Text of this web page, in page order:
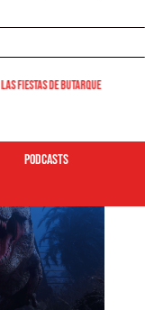
Las Fiestas de Butarque 2026
podcasts